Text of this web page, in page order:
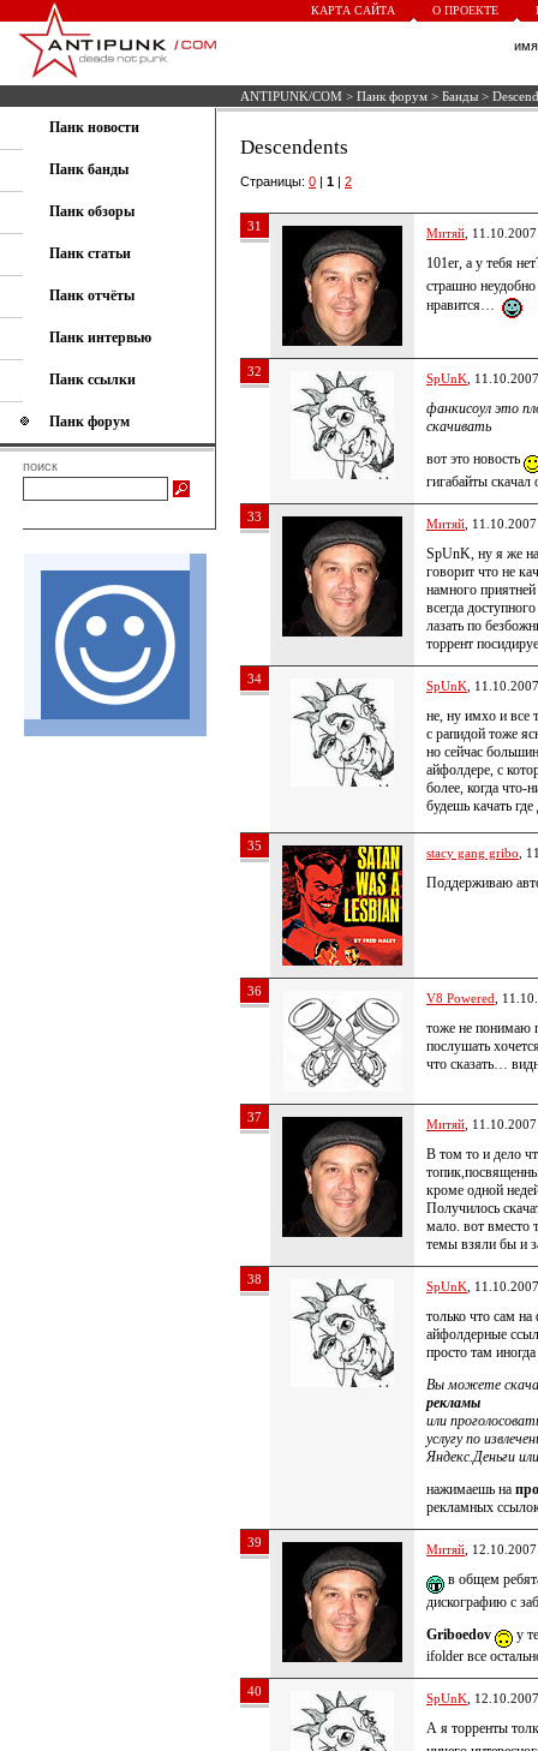
КАРТА САЙТА О ПРОЕКТЕ
ANTIPUNK/COM > Панк форум > Банды >
Панк новости
Панк банды
Панк обзоры
Панк статьи
Панк отчёты
Панк интервью
Панк ссылки
Панк форум
поиск
Descendents
Страницы: 0 | 1 | 2
31 Митяй ,
101er, а у тебя
страшно
нравится…
32 SpUnK ,
фанкисоул это
скачивать
вот это новость
гигабайты скачал
33 Митяй ,
SpUnK, ну я же
говорит что не
намного
всегда
лазать по
торрент
34 SpUnK ,
не, ну имхо и все
с рапидой тоже
но сейчас
айфолдере, с
более, когда что-
будешь качать
35 stacy gang gribo ,
Поддерживаю
36 V8 Powered ,
тоже не понимаю
послушать
что сказать…
37 Митяй ,
В том то и дело
кроме одной
Получилось
мало. вот вместо
темы взяли бы и
38 SpUnK ,
только что сам на
айфолдерные
просто там
Вы можете
рекламы
или
услугу по
Яндекс.Деньги
нажимаешь на
рекламных ссылок
39 Митяй ,
в общем
дискографию с
Griboedov
у
ifolder все
40 SpUnK ,
А я торренты